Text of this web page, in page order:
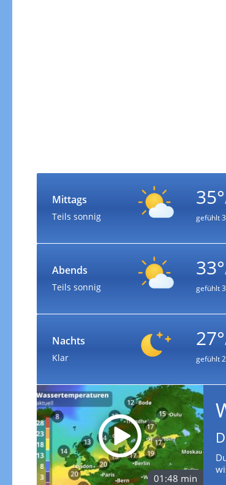
Mittags
Teils sonnig
35°
gefühlt
Abends
Teils sonnig
33°
gefühlt
Nachts
Klar
27°
gefühlt
01:48 min